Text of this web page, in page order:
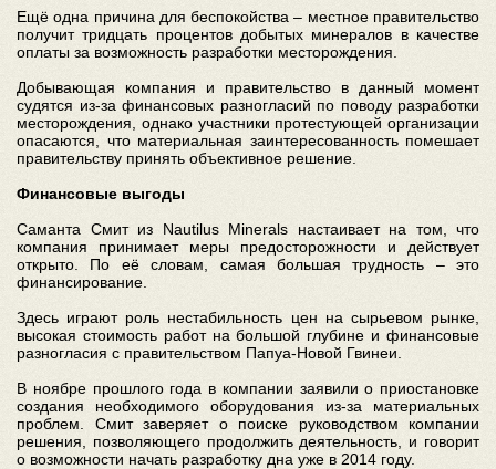
Ещё одна причина для беспокойства – местное правительство
получит тридцать процентов добытых минералов в качестве
оплаты за возможность разработки месторождения.
Добывающая компания и правительство в данный момент
судятся из-за финансовых разногласий по поводу разработки
месторождения, однако участники протестующей организации
опасаются, что материальная заинтересованность помешает
правительству принять объективное решение.
Финансовые выгоды
Саманта Смит из Nautilus Minerals настаивает на том, что
компания принимает меры предосторожности и действует
открыто. По её словам, самая большая трудность – это
финансирование.
Здесь играют роль нестабильность цен на сырьевом рынке,
высокая стоимость работ на большой глубине и финансовые
разногласия с правительством Папуа-Новой Гвинеи.
В ноябре прошлого года в компании заявили о приостановке
создания необходимого оборудования из-за материальных
проблем. Смит заверяет о поиске руководством компании
решения, позволяющего продолжить деятельность, и говорит
о возможности начать разработку дна уже в 2014 году.